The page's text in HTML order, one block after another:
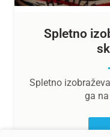
Spletno
Spletno
ga